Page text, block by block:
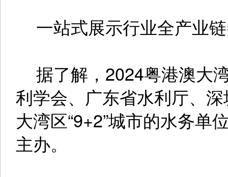
一站式展示行业全产业
据了解，2024粤港澳大
利学会、广东省水利厅、
大湾区“9+2”城市的水务单
主办。